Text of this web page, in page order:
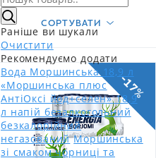
Раніше ви шукали
Очистити
Рекомендуємо додати
Вода Моршинська 18,9 л
«Моршинська плюс
АнтіОксі йод+селен» 18,9
л напій безалкогольний
безкалорійний
негазований Моршинська
зі смаком чорниці та
СОРТУВАТИ
-17%